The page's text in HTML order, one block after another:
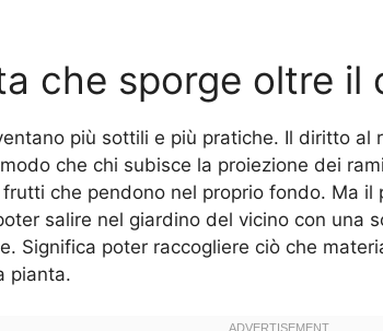
che sporge oltre il
più sottili e più pratiche. Il diritto
che chi subisce la proiezione dei
che pendono nel proprio fondo. Ma il
salire nel giardino del vicino con una
Significa poter raccogliere ciò che
pianta.